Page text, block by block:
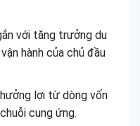
với tăng trưởng du
hành của chủ đầu
hưởng lợi từ dòng vốn
cung ứng.